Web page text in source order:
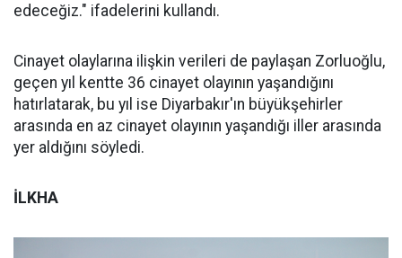
edeceğiz." ifadelerini kullandı.
Cinayet olaylarına ilişkin verileri de paylaşan Zorluoğlu,
geçen yıl kentte 36 cinayet olayının yaşandığını
hatırlatarak, bu yıl ise Diyarbakır'ın büyükşehirler
arasında en az cinayet olayının yaşandığı iller arasında
yer aldığını söyledi.
İLKHA